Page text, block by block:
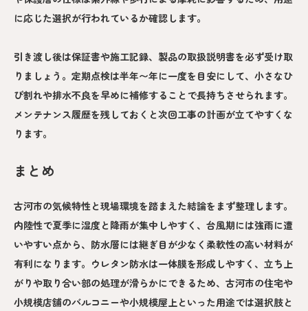
に応じた選択が行われているか確認します。
引き渡し後は保証書や施工記録、製品の取扱説明書を必ず受け取
りましょう。定期点検は半年〜年に一度を目安にして、小さなひ
び割れや排水不良を早めに補修することで長持ちさせられます。
メンテナンス履歴を残しておくと次回工事の計画が立てやすくな
ります。
まとめ
古河市の気候特性と現場環境を踏まえた結論をまず整理します。
内陸性で夏季に湿度と降雨が集中しやすく、台風期には強雨に遭
いやすい点から、防水層には継ぎ目が少なく柔軟性の高い材料が
有利になります。ウレタン防水は一体膜を形成しやすく、立ち上
がりや取り合い部の処理が滑らかにできるため、古河市の住宅や
小規模店舗のバルコニーや小規模屋上といった用途では選択肢と